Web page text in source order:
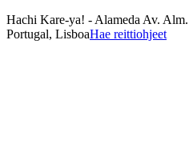
Hachi Kare-ya! - Alameda Av.
Portugal, LisboaHae reittiohjeet